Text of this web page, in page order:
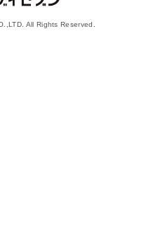
All Rights Reserved.